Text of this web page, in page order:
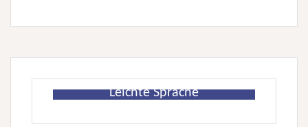
Leichte Sprache